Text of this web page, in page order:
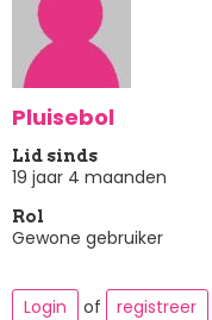
Pluisebol
Lid sinds
19 jaar 4 maanden
Rol
Gewone gebruiker
Login of registreer